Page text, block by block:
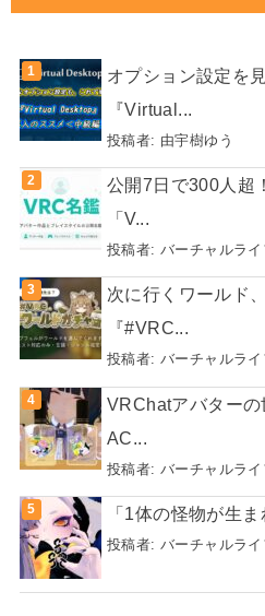
オプション設定を
『Virtual...
投稿者: 由宇樹ゆう
公開7日で300人超
「V...
投稿者: バーチャルラ
次に行くワールド
『#VRC...
投稿者: バーチャルラ
VRChatアバターの
AC...
投稿者: バーチャルラ
「1体の怪物が生
投稿者: バーチャルラ